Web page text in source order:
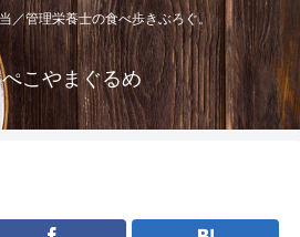
／管理栄養士の食べ歩きぶろぐ。
こやまぐるめ